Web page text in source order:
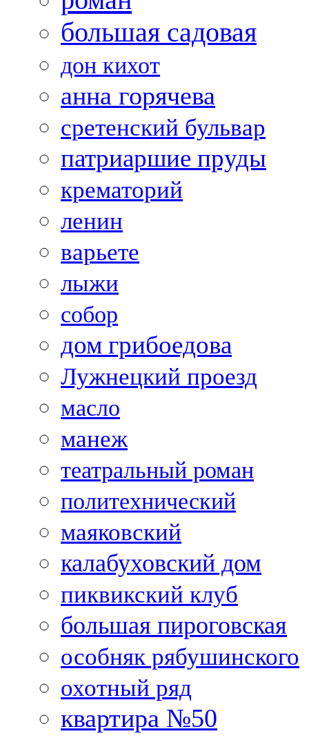
большая садовая
дон кихот
анна горячева
сретенский бульвар
патриаршие пруды
крематорий
ленин
варьете
лыжи
собор
дом грибоедова
Лужнецкий проезд
масло
манеж
театральный роман
политехнический
маяковский
калабуховский дом
пиквикский клуб
большая пироговская
особняк рябушинского
охотный ряд
квартира №50